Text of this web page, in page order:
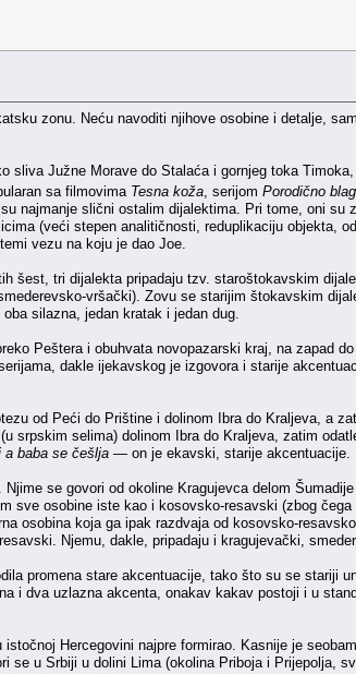
zonu. Neću navoditi njihove osobine i detalje,
Južne Morave do Stalaća i gornjeg toka
sa filmovima Tesna koža , serijom Porodično
najmanje slični ostalim dijalektima. Pri tome, oni su
(veći stepen analitičnosti, reduplikaciju objekta,
vezu na koju je dao Joe.
šest, tri dijalekta pripadaju tzv. staroštokavskim
vršački). Zovu se starijim štokavskim
silazna, jedan kratak i jedan dug.
Peštera i obuhvata novopazarski kraj, na zapad
dakle ijekavskog je izgovora i starije
od Peći do Prištine i dolinom Ibra do Kraljeva, a
selima) dolinom Ibra do Kraljeva, zatim
a baba se češlja — on je ekavski, starije akcentuacije.
se govori od okoline Kragujevca delom
sve osobine iste kao i kosovsko-resavski (zbog
osobina koja ga ipak razdvaja od kosovsko-
Njemu, dakle, pripadaju i kragujevački,
promena stare akcentuacije, tako što su se stariji
i dva uzlazna akcenta, onakav kakav postoji i u
Hercegovini najpre formirao. Kasnije je
u Srbiji u dolini Lima (okolina Priboja i Prijepolja,